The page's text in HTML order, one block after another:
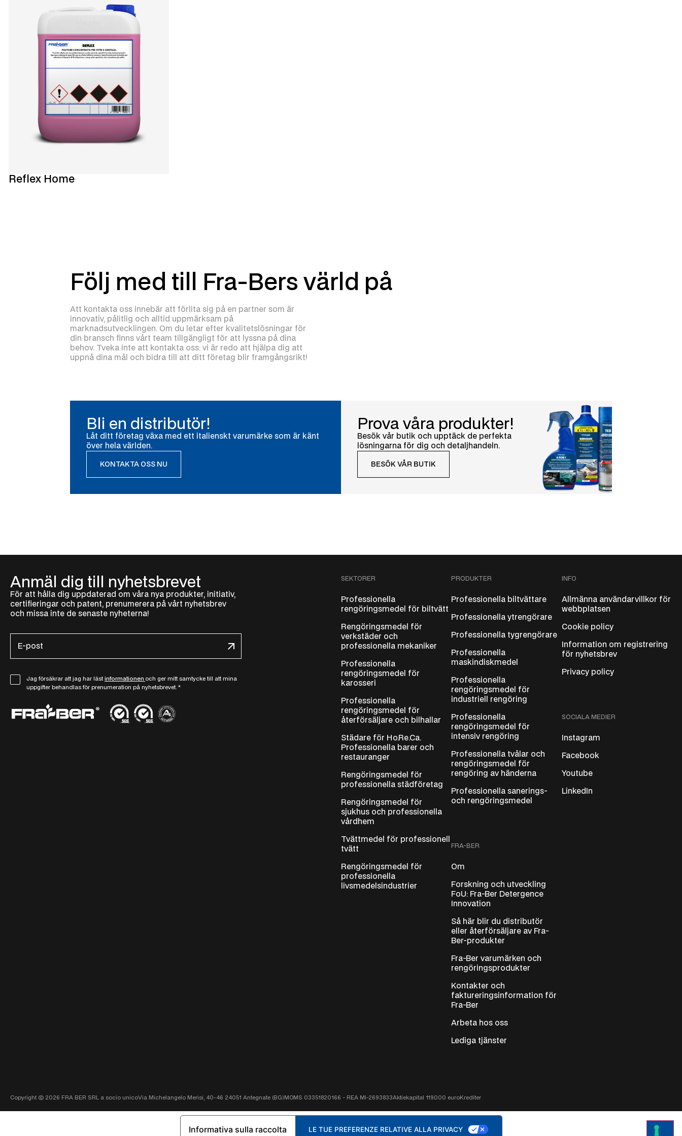
Reflex Home
Följ med till Fra-Bers värld på
Att kontakta oss innebär att förlita sig på en partner som är
innovativ, pålitlig och alltid uppmärksam på
marknadsutvecklingen. Om du letar efter kvalitetslösningar för
din bransch finns vårt team tillgängligt för att lyssna på dina
behov. Tveka inte att kontakta oss: vi är redo att hjälpa dig att
uppnå dina mål och bidra till att ditt företag blir framgångsrikt!
Bli en distributör!
Låt ditt företag växa med ett italienskt varumärke som är känt
över hela världen.
KONTAKTA OSS NU
Prova våra produkter!
Besök vår butik och upptäck de perfekta
lösningarna för dig och detaljhandeln.
BESÖK VÅR BUTIK
Anmäl dig till nyhetsbrevet
För att hålla dig uppdaterad om våra nya produkter, initiativ,
certifieringar och patent, prenumerera på vårt nyhetsbrev
och missa inte de senaste nyheterna!
p
R
-
Jag försäkrar att jag har läst informationen och ger mitt samtycke till att mina
uppgifter behandlas för prenumeration på nyhetsbrevet. *
SEKTORER
Professionella
rengöringsmedel för biltvätt
Rengöringsmedel för
verkstäder och
professionella mekaniker
Professionella
rengöringsmedel för
karosseri
Professionella
rengöringsmedel för
återförsäljare och bilhallar
Städare för Ho.Re.Ca.
Professionella barer och
restauranger
Rengöringsmedel för
professionella städföretag
Rengöringsmedel för
sjukhus och professionella
vårdhem
Tvättmedel för professionell
tvätt
Rengöringsmedel för
professionella
livsmedelsindustrier
PRODUKTER
Professionella biltvättare
Professionella ytrengörare
Professionella tygrengörare
Professionella
maskindiskmedel
Professionella
rengöringsmedel för
industriell rengöring
Professionella
rengöringsmedel för
intensiv rengöring
Professionella tvålar och
rengöringsmedel för
rengöring av händerna
Professionella sanerings-
och rengöringsmedel
FRA-BER
Om
Forskning och utveckling
FoU: Fra-Ber Detergence
Innovation
Så här blir du distributör
eller återförsäljare av Fra-
Ber-produkter
Fra-Ber varumärken och
rengöringsprodukter
Kontakter och
faktureringsinformation för
Fra-Ber
Arbeta hos oss
Lediga tjänster
INFO
Allmänna användarvillkor för
webbplatsen
Cookie policy
Information om registrering
för nyhetsbrev
Privacy policy
SOCIALA MEDIER
Instagram
Facebook
Youtube
LinkedIn
Copyright © 2026 FRA BER SRL a socio unicoVia Michelangelo Merisi, 40-46 24051 Antegnate (BG) MOMS 03351820166 - REA MI-2693833Aktiekapital 119.000 euroKrediter
Informativa sulla raccolta LE TUE PREFERENZE RELATIVE ALLA PRIVACY